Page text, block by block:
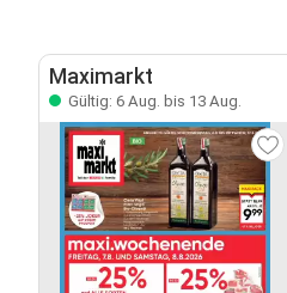
Maximarkt
Gültig: 6 Aug. bis 13 Aug.